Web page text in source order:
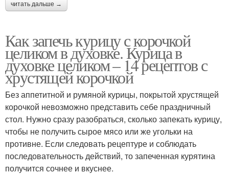
читать дальше →
Как запечь курицу с корочкой
целиком в духовке. Курица в
духовке целиком – 14 рецептов с
хрустящей корочкой
Без аппетитной и румяной курицы, покрытой хрустящей
корочкой невозможно представить себе праздничный
стол. Нужно сразу разобраться, сколько запекать курицу,
чтобы не получить сырое мясо или же угольки на
противне. Если следовать рецептуре и соблюдать
последовательность действий, то запеченная курятина
получится сочнее и вкуснее.